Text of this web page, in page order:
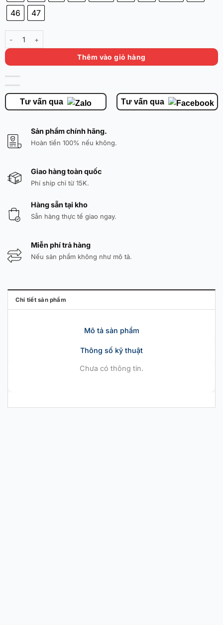
46
47
KAI 1 'Green Grails' Chính Hãng 8124B1102S-3 số lượng
Thêm vào giỏ hàng
Tư vấn qua Tư vấn qua
Sản phẩm chính hãng.
Hoàn tiền 100% nếu không.
Giao hàng toàn quốc
Phí ship chỉ từ 15K.
Hàng sẵn tại kho
Sẵn hàng thực tế giao ngay.
Miễn phí trả hàng
Nếu sản phẩm không như mô tả.
Chi tiết sản phẩm
Mô tả sản phẩm
Thông số kỹ thuật
Chưa có thông tin.